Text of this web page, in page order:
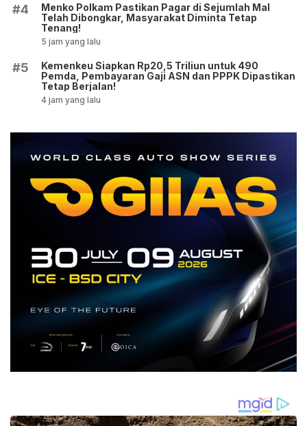
#4
Menko Polkam Pastikan Pagar di Sejumlah Mal
Telah Dibongkar, Masyarakat Diminta Tetap
Tenang!
5 jam yang lalu
#5
Kemenkeu Siapkan Rp20,5 Triliun untuk 490
Pemda, Pembayaran Gaji ASN dan PPPK Dipastikan
Tetap Berjalan!
4 jam yang lalu